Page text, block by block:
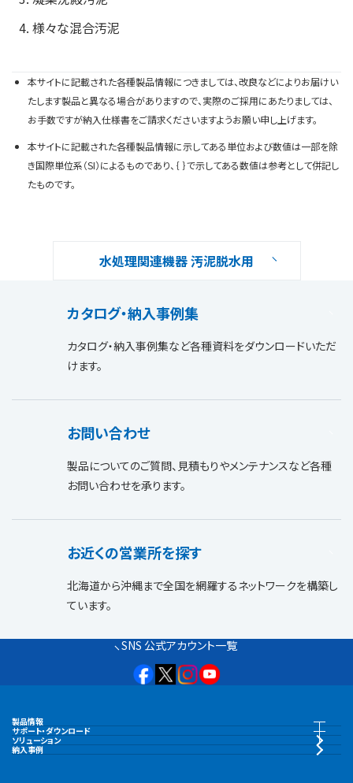
様々な混合汚泥
本サイトに記載された各種製品情報につきましては、改良などによりお届けい
たします製品と異なる場合がありますので、実際のご採用にあたりましては、
お手数ですが納入仕様書をご請求くださいますようお願い申し上げます。
本サイトに記載された各種製品情報に示してある単位および数値は一部を除
き国際単位系（SI）によるものであり、｛ ｝で示してある数値は参考として併記し
たものです。
水処理関連機器 汚泥脱水用
カタログ・納入事例集
カタログ・納入事例集など各種資料をダウンロードいただ
けます。
お問い合わせ
製品についてのご質問、見積もりやメンテナンスなど各種
お問い合わせを承ります。
お近くの営業所を探す
北海道から沖縄まで全国を網羅するネットワークを構築し
ています。
SNS 公式アカウント一覧
製品情報
製品情報トップ
サポート・ダウンロード
サポート・ダウンロードトップ
ソリューション
納入事例